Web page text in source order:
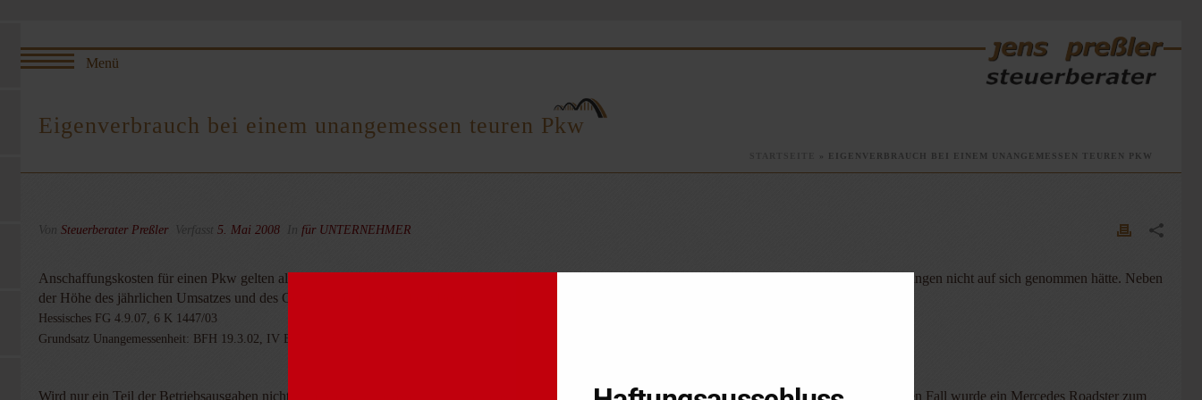
Eigenverbrauch bei einem unangemessen teuren Pkw
» EIGENVERBRAUCH BEI EINEM UNANGEMESSEN TEUREN PKW
Von Steuerberater Preßler Verfasst 5. Mai 2008 In für UNTERNEHMER
Anschaffungskosten für einen Pkw gelten als unangemessen, wenn sie ein ordentlicher Unternehmer angesichts der zu erwartenden Vorteile und Aufwendungen nicht auf sich genommen hätte. Neben
der Höhe des jährlichen Umsatzes und des Gewinns kommt es auf die Bedeutung der Repräsentationswirkung des Pkw an.
Hessisches FG 4.9.07, 6 K 1447/03
Grundsatz Unangemessenheit: BFH 19.3.02, IV B 50/00, BFH/NV 02, 1145
Wird nur ein Teil der Betriebsausgaben nicht zum Abzug zugelassen, wirkt sich das nur indirekt auf die Umsatzsteuer aus. Im vom FG Hessen entschiedenen Fall wurde ein Mercedes Roadster zum